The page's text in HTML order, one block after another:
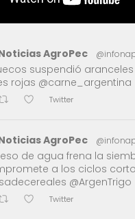
AgroPec
suspendió
rojas @carne_argentina
Twitter
AgroPec
de agua frena la
a los ciclos
@ArgenTrigo
Twitter